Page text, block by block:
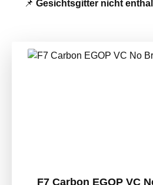
📌 Gesichtsgitter nicht
Produktgalerie überspringen
F7 Carbon EGOP VC